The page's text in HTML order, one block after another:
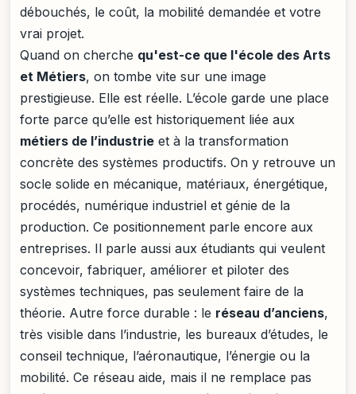
débouchés, le coût, la mobilité demandée et votre
vrai projet.
Quand on cherche qu'est-ce que l'école des Arts
et Métiers, on tombe vite sur une image
prestigieuse. Elle est réelle. L’école garde une place
forte parce qu’elle est historiquement liée aux
métiers de l’industrie et à la transformation
concrète des systèmes productifs. On y retrouve un
socle solide en mécanique, matériaux, énergétique,
procédés, numérique industriel et génie de la
production. Ce positionnement parle encore aux
entreprises. Il parle aussi aux étudiants qui veulent
concevoir, fabriquer, améliorer et piloter des
systèmes techniques, pas seulement faire de la
théorie. Autre force durable : le réseau d’anciens,
très visible dans l’industrie, les bureaux d’études, le
conseil technique, l’aéronautique, l’énergie ou la
mobilité. Ce réseau aide, mais il ne remplace pas